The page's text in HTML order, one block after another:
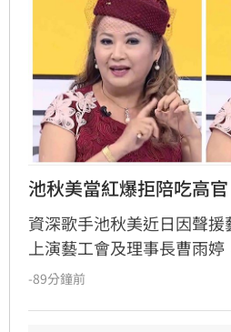
池秋美當紅爆拒陪吃高
資深歌手池秋美近日因聲
上演藝工會及理事長曹雨
注。池秋美過去曾以《小風
-89分鐘前